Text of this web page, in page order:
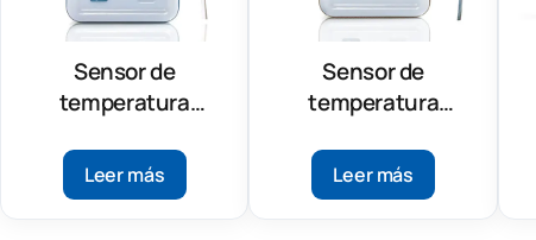
Sensor de
temperatura
SPY Digital
Leer más
Sensor de
temperatura
SPY Reference
Leer más